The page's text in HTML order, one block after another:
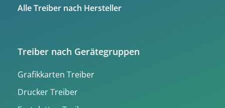
Alle Treiber nach Hersteller
Treiber nach Gerätegruppen
Grafikkarten Treiber
Drucker Treiber